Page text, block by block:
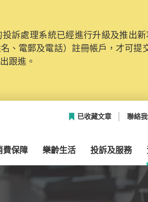
訴處理系統已經進行升級及推出
、電郵及電話）註冊帳戶，才可提
跟進。
已收藏文章 聯絡
費保障 樂齡生活 投訴及服務